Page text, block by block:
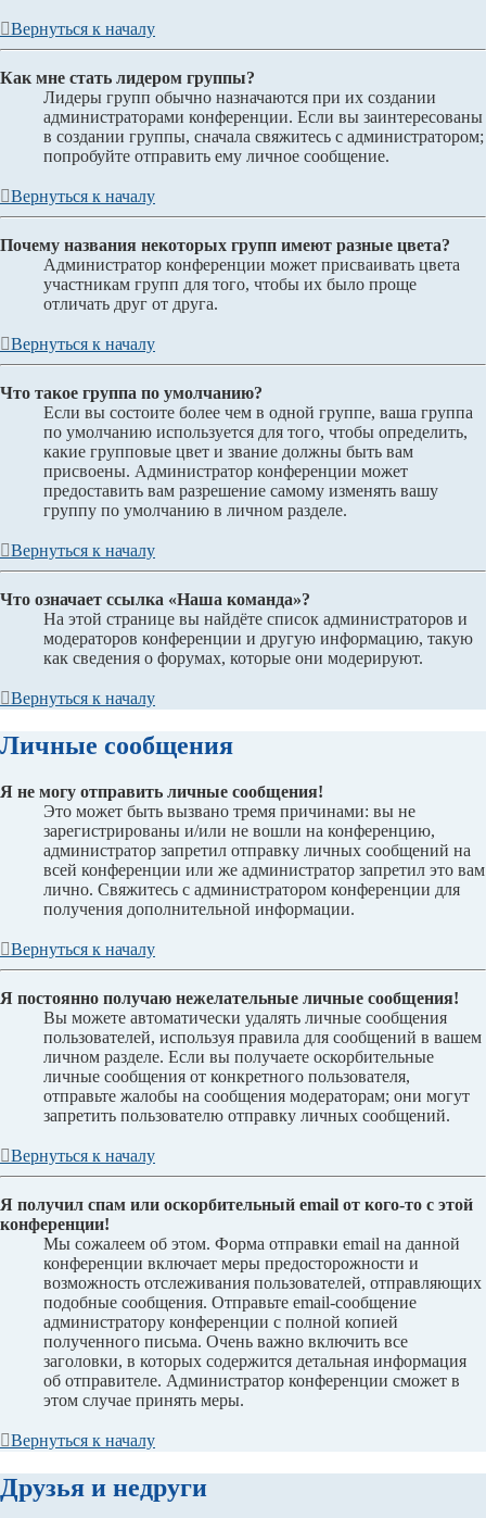
Вернуться к началу
Как мне стать лидером группы?
Лидеры групп обычно назначаются при их создании
администраторами конференции. Если вы заинтересованы
в создании группы, сначала свяжитесь с администратором;
попробуйте отправить ему личное сообщение.
Вернуться к началу
Почему названия некоторых групп имеют разные цвета?
Администратор конференции может присваивать цвета
участникам групп для того, чтобы их было проще
отличать друг от друга.
Вернуться к началу
Что такое группа по умолчанию?
Если вы состоите более чем в одной группе, ваша группа
по умолчанию используется для того, чтобы определить,
какие групповые цвет и звание должны быть вам
присвоены. Администратор конференции может
предоставить вам разрешение самому изменять вашу
группу по умолчанию в личном разделе.
Вернуться к началу
Что означает ссылка «Наша команда»?
На этой странице вы найдёте список администраторов и
модераторов конференции и другую информацию, такую
как сведения о форумах, которые они модерируют.
Вернуться к началу
Личные сообщения
Я не могу отправить личные сообщения!
Это может быть вызвано тремя причинами: вы не
зарегистрированы и/или не вошли на конференцию,
администратор запретил отправку личных сообщений на
всей конференции или же администратор запретил это вам
лично. Свяжитесь с администратором конференции для
получения дополнительной информации.
Вернуться к началу
Я постоянно получаю нежелательные личные сообщения!
Вы можете автоматически удалять личные сообщения
пользователей, используя правила для сообщений в вашем
личном разделе. Если вы получаете оскорбительные
личные сообщения от конкретного пользователя,
отправьте жалобы на сообщения модераторам; они могут
запретить пользователю отправку личных сообщений.
Вернуться к началу
Я получил спам или оскорбительный email от кого-то с этой
конференции!
Мы сожалеем об этом. Форма отправки email на данной
конференции включает меры предосторожности и
возможность отслеживания пользователей, отправляющих
подобные сообщения. Отправьте email-сообщение
администратору конференции с полной копией
полученного письма. Очень важно включить все
заголовки, в которых содержится детальная информация
об отправителе. Администратор конференции сможет в
этом случае принять меры.
Вернуться к началу
Друзья и недруги